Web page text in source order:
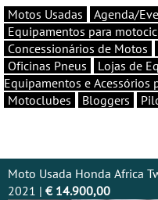
Motos Usadas Agenda/
Equipamentos para
Concessionários de Motos
Oficinas Pneus
Lojas de
Equipamentos e Acessórios
Motoclubes
Bloggers
Moto Usada Honda Africa
2021 | € 14.900,00